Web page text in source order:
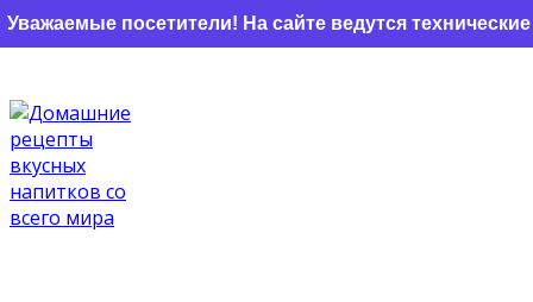
Перейти
к
контенту
посетители! На сайте ведутся технические